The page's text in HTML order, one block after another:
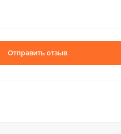
Отправить отзыв